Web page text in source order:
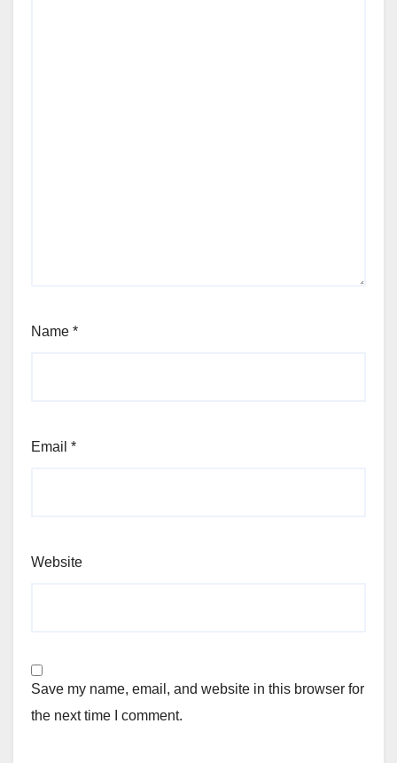
Name *
Email *
Website
Save my name, email, and website in this browser for
the next time I comment.